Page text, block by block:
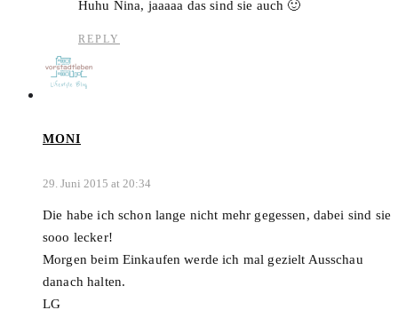
Huhu Nina, jaaaaa das sind sie auch 🙂
REPLY
MONI
29. Juni 2015 at 20:34
Die habe ich schon lange nicht mehr gegessen, dabei sind sie
sooo lecker!
Morgen beim Einkaufen werde ich mal gezielt Ausschau
danach halten.
LG